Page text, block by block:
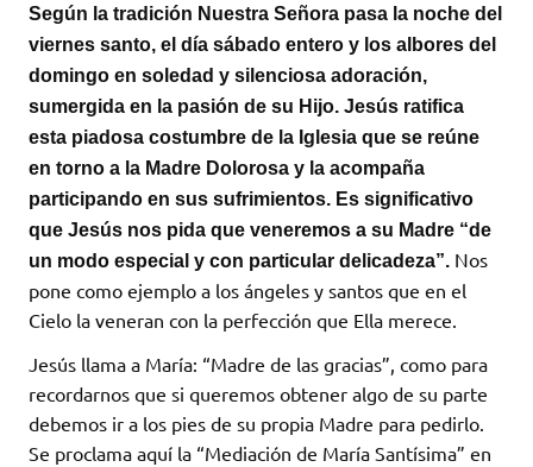
Según la tradición Nuestra Señora pasa la noche del
viernes santo, el día sábado entero y los albores del
domingo en soledad y silenciosa adoración,
sumergida en la pasión de su Hijo. Jesús ratifica
esta piadosa costumbre de la Iglesia que se reúne
en torno a la Madre Dolorosa y la acompaña
participando en sus sufrimientos. Es significativo
que Jesús nos pida que veneremos a su Madre “de
un modo especial y con particular delicadeza”. Nos
pone como ejemplo a los ángeles y santos que en el
Cielo la veneran con la perfección que Ella merece.
Jesús llama a María: “Madre de las gracias”, como para
recordarnos que si queremos obtener algo de su parte
debemos ir a los pies de su propia Madre para pedirlo.
Se proclama aquí la “Mediación de María Santísima” en